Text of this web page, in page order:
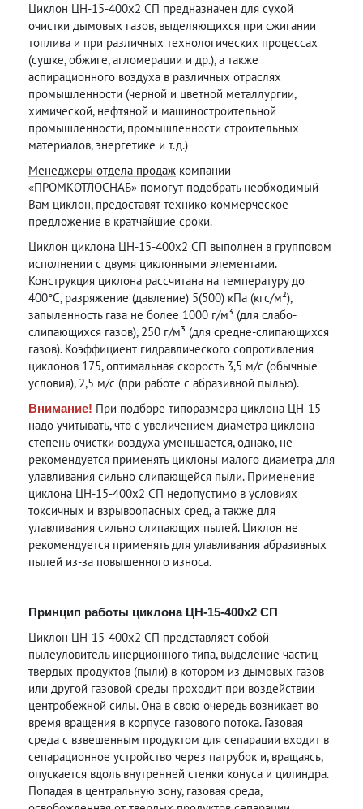
Циклон ЦН-15-400х2 СП предназначен для сухой
очистки дымовых газов, выделяющихся при сжигании
топлива и при различных технологических процессах
(сушке, обжиге, агломерации и др.), а также
аспирационного воздуха в различных отраслях
промышленности (черной и цветной металлургии,
химической, нефтяной и машиностроительной
промышленности, промышленности строительных
материалов, энергетике и т.д.)
Менеджеры отдела продаж компании
«ПРОМКОТЛОСНАБ» помогут подобрать необходимый
Вам циклон, предоставят технико-коммерческое
предложение в кратчайшие сроки.
Циклон циклона ЦН-15-400х2 СП выполнен в групповом
исполнении с двумя циклонными элементами.
Конструкция циклона рассчитана на температуру до
400°С, разряжение (давление) 5(500) кПа (кгс/м²),
запыленность газа не более 1000 г/м³ (для слабо-
слипающихся газов), 250 г/м³ (для средне-слипающихся
газов). Коэффициент гидравлического сопротивления
циклонов 175, оптимальная скорость 3,5 м/с (обычные
условия), 2,5 м/с (при работе с абразивной пылью).
Внимание! При подборе типоразмера циклона ЦН-15
надо учитывать, что с увеличением диаметра циклона
степень очистки воздуха уменьшается, однако, не
рекомендуется применять циклоны малого диаметра для
улавливания сильно слипающейся пыли. Применение
циклона ЦН-15-400х2 СП недопустимо в условиях
токсичных и взрывоопасных сред, а также для
улавливания сильно слипающих пылей. Циклон не
рекомендуется применять для улавливания абразивных
пылей из-за повышенного износа.
Принцип работы циклона ЦН-15-400х2 СП
Циклон ЦН-15-400х2 СП представляет собой
пылеуловитель инерционного типа, выделение частиц
твердых продуктов (пыли) в котором из дымовых газов
или другой газовой среды проходит при воздействии
центробежной силы. Она в свою очередь возникает во
время вращения в корпусе газового потока. Газовая
среда с взвешенным продуктом для сепарации входит в
сепарационное устройство через патрубок и, вращаясь,
опускается вдоль внутренней стенки конуса и цилиндра.
Попадая в центральную зону, газовая среда,